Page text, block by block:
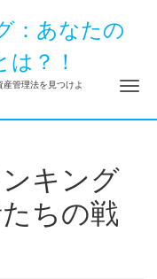
：あなたの
？！
管理法を見つけよ
ナ
キング
ちの戦